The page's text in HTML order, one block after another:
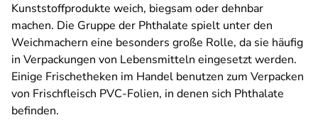
Kunststoffprodukte weich, biegsam oder dehnbar
machen. Die Gruppe der Phthalate spielt unter den
Weichmachern eine besonders große Rolle, da sie häufig
in Verpackungen von Lebensmitteln eingesetzt werden.
Einige Frischetheken im Handel benutzen zum Verpacken
von Frischfleisch PVC-Folien, in denen sich Phthalate
befinden.